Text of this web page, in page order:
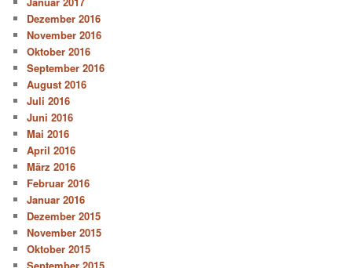
Dezember 2016
November 2016
Oktober 2016
September 2016
August 2016
Juli 2016
Juni 2016
Mai 2016
April 2016
März 2016
Februar 2016
Januar 2016
Dezember 2015
November 2015
Oktober 2015